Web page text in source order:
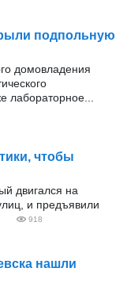
подпольную
домовладения
лабораторное...
чтобы
двигался на
и предъявили
918
нашли